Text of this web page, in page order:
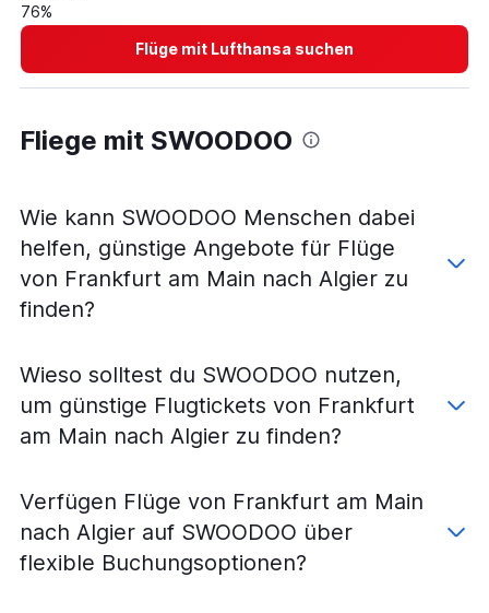
76%
Flüge mit Lufthansa suchen
Fliege mit SWOODOO
Wie kann SWOODOO Menschen dabei
helfen, günstige Angebote für Flüge
von Frankfurt am Main nach Algier zu
finden?
Wieso solltest du SWOODOO nutzen,
um günstige Flugtickets von Frankfurt
am Main nach Algier zu finden?
Verfügen Flüge von Frankfurt am Main
nach Algier auf SWOODOO über
flexible Buchungsoptionen?